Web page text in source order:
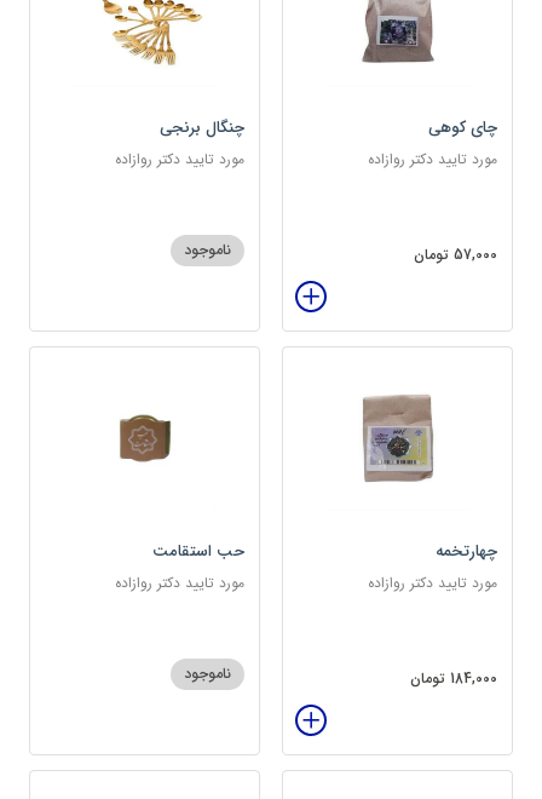
چای کوهی
مورد تایید دکتر روازاده
57,000 تومان
چنگال برنجی
مورد تایید دکتر روازاده
ناموجود
چهارتخمه
مورد تایید دکتر روازاده
184,000 تومان
حب استقامت
مورد تایید دکتر روازاده
ناموجود